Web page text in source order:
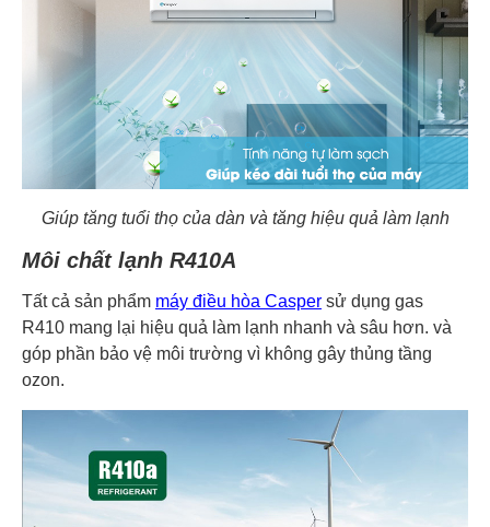
Giúp tăng tuổi thọ của dàn và tăng hiệu quả làm lạnh
Môi chất lạnh R410A
Tất cả sản phẩm máy điều hòa Casper sử dụng gas
R410 mang lại hiệu quả làm lạnh nhanh và sâu hơn. và
góp phần bảo vệ môi trường vì không gây thủng tầng
ozon.